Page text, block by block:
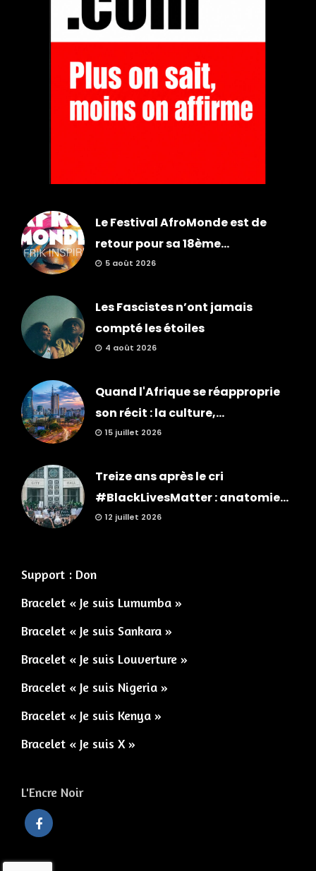
Le Festival AfroMonde est de
retour pour sa 18ème...
5 août 2026
Les Fascistes n’ont jamais
compté les étoiles
4 août 2026
Quand l'Afrique se réapproprie
son récit : la culture,...
15 juillet 2026
Treize ans après le cri
#BlackLivesMatter : anatomie...
12 juillet 2026
Support : Don
Bracelet « Je suis Lumumba »
Bracelet « Je suis Sankara »
Bracelet « Je suis Louverture »
Bracelet « Je suis Nigeria »
Bracelet « Je suis Kenya »
Bracelet « Je suis X »
L'Encre Noir